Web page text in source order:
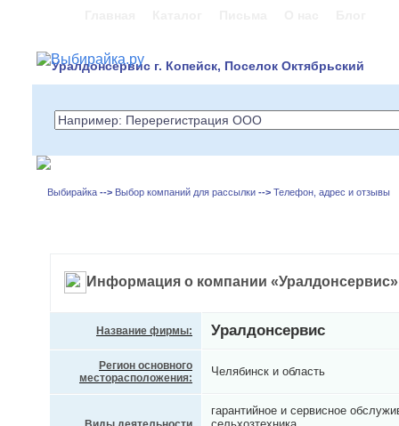
Уралдонсервис г. Копейск, Поселок Октябрьский
Выбирайка --> Выбор компаний для рассылки --> Телефон, адрес и отзывы
Информация о компании «Уралдонсервис»
Название фирмы: Уралдонсервис
Регион основного
месторасположения:
Челябинск и область
гарантийное и сервисное